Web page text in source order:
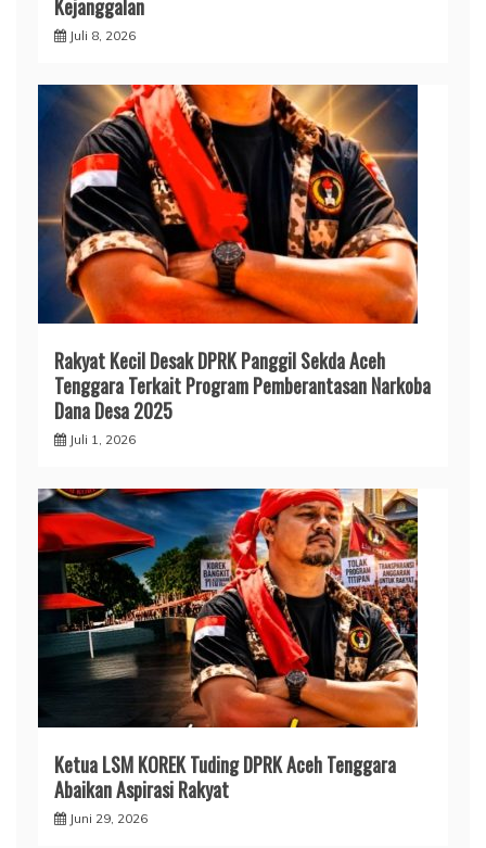
Kejanggalan
Juli 8, 2026
Rakyat Kecil Desak DPRK Panggil Sekda Aceh
Tenggara Terkait Program Pemberantasan Narkoba
Dana Desa 2025
Juli 1, 2026
Ketua LSM KOREK Tuding DPRK Aceh Tenggara
Abaikan Aspirasi Rakyat
Juni 29, 2026